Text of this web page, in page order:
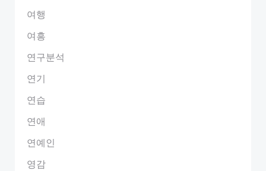
여행
여흥
연구분석
연기
연습
연애
연예인
영감